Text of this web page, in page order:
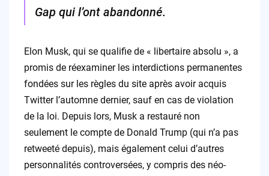
Gap qui l’ont abandonné.
Elon Musk, qui se qualifie de « libertaire absolu », a
promis de réexaminer les interdictions permanentes
fondées sur les règles du site après avoir acquis
Twitter l’automne dernier, sauf en cas de violation
de la loi. Depuis lors, Musk a restauré non
seulement le compte de Donald Trump (qui n’a pas
retweeté depuis), mais également celui d’autres
personnalités controversées, y compris des néo-